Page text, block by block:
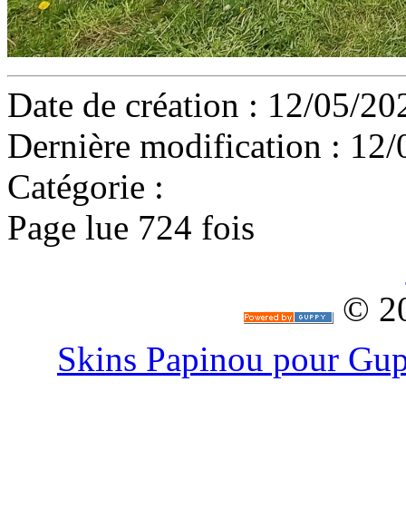
Date de création : 12/05/
Dernière modification :
Catégorie :
Page lue 724 fois
©
Skins Papinou pour